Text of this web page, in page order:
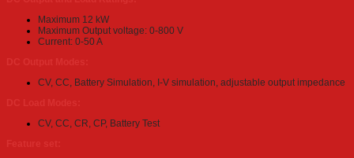
Maximum 12 kW
Maximum Output voltage: 0-800 V
Current: 0-50 A
CV, CC, Battery Simulation, I-V simulation, adjustable output impedance
CV, CC, CR, CP, Battery Test